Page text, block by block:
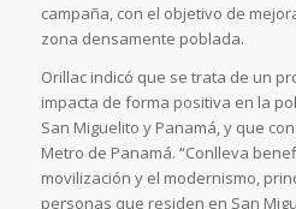
campaña, con el objetivo de
zona densamente poblada.
Orillac indicó que se trata de un
impacta de forma positiva en la
San Miguelito y Panamá, y que
Metro de Panamá. “Conlleva
movilización y el modernismo,
personas que residen en San